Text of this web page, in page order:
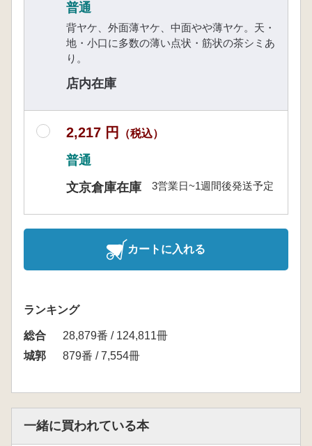
普通
背ヤケ、外面薄ヤケ、中面やや薄ヤケ。天・
地・小口に多数の薄い点状・筋状の茶シミあ
り。
店内在庫
2,217 円 （税込）
普通
文京倉庫在庫
3営業日~1週間後発送予定
カートに入れる
ランキング
総合
28,879番 / 124,811冊
城郭
879番 / 7,554冊
一緒に買われている本